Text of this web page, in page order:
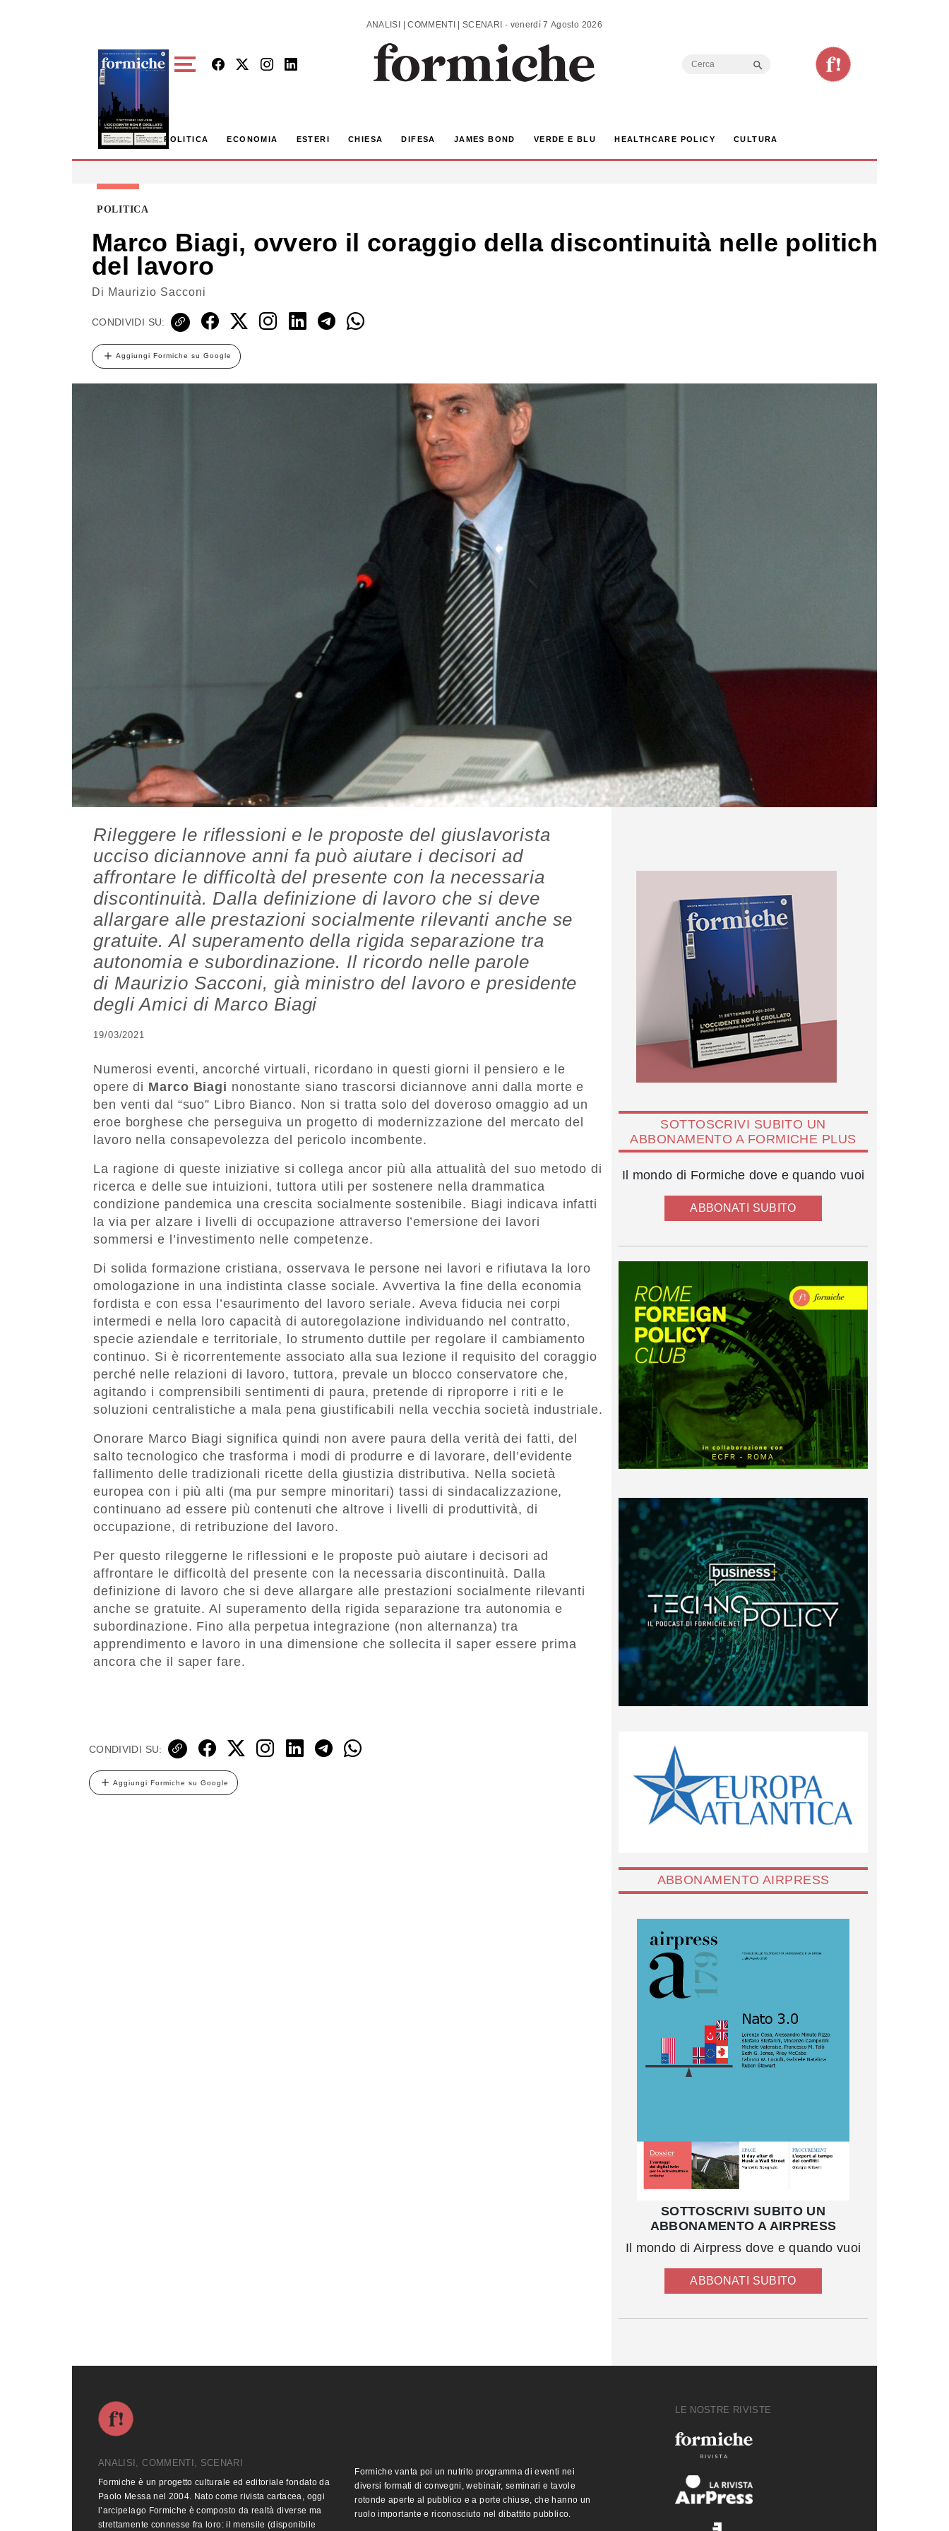
ANALISI | COMMENTI | SCENARI - venerdì 7 Agosto 2026
Search
POLITICA ECONOMIA ESTERI CHIESA DIFESA JAMES BOND VERDE E BLU HEALTHCARE POLICY CULTURA
POLITICA
Marco Biagi, ovvero il coraggio della discontinuità nelle politiche
del lavoro
Di Maurizio Sacconi
CONDIVIDI SU:
Aggiungi Formiche su Google
Rileggere le riflessioni e le proposte del giuslavorista
ucciso diciannove anni fa può aiutare i decisori ad
affrontare le difficoltà del presente con la necessaria
discontinuità. Dalla definizione di lavoro che si deve
allargare alle prestazioni socialmente rilevanti anche se
gratuite. Al superamento della rigida separazione tra
autonomia e subordinazione. Il ricordo nelle parole
di Maurizio Sacconi, già ministro del lavoro e presidente
degli Amici di Marco Biagi
19/03/2021
Numerosi eventi, ancorché virtuali, ricordano in questi giorni il pensiero e le
opere di Marco Biagi nonostante siano trascorsi diciannove anni dalla morte e
ben venti dal “suo” Libro Bianco. Non si tratta solo del doveroso omaggio ad un
eroe borghese che perseguiva un progetto di modernizzazione del mercato del
lavoro nella consapevolezza del pericolo incombente.
La ragione di queste iniziative si collega ancor più alla attualità del suo metodo di
ricerca e delle sue intuizioni, tuttora utili per sostenere nella drammatica
condizione pandemica una crescita socialmente sostenibile. Biagi indicava infatti
la via per alzare i livelli di occupazione attraverso l’emersione dei lavori
sommersi e l’investimento nelle competenze.
Di solida formazione cristiana, osservava le persone nei lavori e rifiutava la loro
omologazione in una indistinta classe sociale. Avvertiva la fine della economia
fordista e con essa l’esaurimento del lavoro seriale. Aveva fiducia nei corpi
intermedi e nella loro capacità di autoregolazione individuando nel contratto,
specie aziendale e territoriale, lo strumento duttile per regolare il cambiamento
continuo. Si è ricorrentemente associato alla sua lezione il requisito del coraggio
perché nelle relazioni di lavoro, tuttora, prevale un blocco conservatore che,
agitando i comprensibili sentimenti di paura, pretende di riproporre i riti e le
soluzioni centralistiche a mala pena giustificabili nella vecchia società industriale.
Onorare Marco Biagi significa quindi non avere paura della verità dei fatti, del
salto tecnologico che trasforma i modi di produrre e di lavorare, dell’evidente
fallimento delle tradizionali ricette della giustizia distributiva. Nella società
europea con i più alti (ma pur sempre minoritari) tassi di sindacalizzazione,
continuano ad essere più contenuti che altrove i livelli di produttività, di
occupazione, di retribuzione del lavoro.
Per questo rileggerne le riflessioni e le proposte può aiutare i decisori ad
affrontare le difficoltà del presente con la necessaria discontinuità. Dalla
definizione di lavoro che si deve allargare alle prestazioni socialmente rilevanti
anche se gratuite. Al superamento della rigida separazione tra autonomia e
subordinazione. Fino alla perpetua integrazione (non alternanza) tra
apprendimento e lavoro in una dimensione che sollecita il saper essere prima
ancora che il saper fare.
CONDIVIDI SU:
Aggiungi Formiche su Google
SOTTOSCRIVI SUBITO UN
ABBONAMENTO A FORMICHE PLUS
Il mondo di Formiche dove e quando vuoi
ABBONATI SUBITO
ABBONAMENTO AIRPRESS
SOTTOSCRIVI SUBITO UN
ABBONAMENTO A AIRPRESS
Il mondo di Airpress dove e quando vuoi
ABBONATI SUBITO
ANALISI, COMMENTI, SCENARI
Formiche è un progetto culturale ed editoriale fondato da
Paolo Messa nel 2004. Nato come rivista cartacea, oggi
l’arcipelago Formiche è composto da realtà diverse ma
strettamente connesse fra loro: il mensile (disponibile
Formiche vanta poi un nutrito programma di eventi nei
diversi formati di convegni, webinair, seminari e tavole
rotonde aperte al pubblico e a porte chiuse, che hanno un
ruolo importante e riconosciuto nel dibattito pubblico.
LE NOSTRE RIVISTE